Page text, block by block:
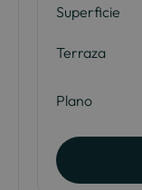
Superficie
Terraza
Plano